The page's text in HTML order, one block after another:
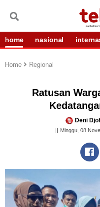
home nasional
Home Regional
Ratusan
Deni
Minggu, 08